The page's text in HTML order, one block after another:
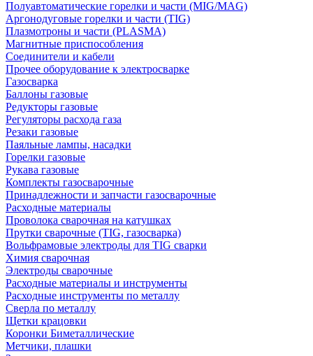
Полуавтоматические горелки и части (MIG/MAG)
Аргонодуговые горелки и части (TIG)
Плазмотроны и части (PLASMA)
Магнитные приспособления
Соединители и кабели
Прочее оборудование к электросварке
Газосварка
Баллоны газовые
Редукторы газовые
Регуляторы расхода газа
Резаки газовые
Паяльные лампы, насадки
Горелки газовые
Рукава газовые
Комплекты газосварочные
Принадлежности и запчасти газосварочные
Расходные материалы
Проволока сварочная на катушках
Прутки сварочные (TIG, газосварка)
Вольфрамовые электроды для TIG сварки
Химия сварочная
Электроды сварочные
Расходные материалы и инструменты
Расходные инструменты по металлу
Сверла по металлу
Щетки крацовки
Коронки Биметаллические
Метчики, плашки